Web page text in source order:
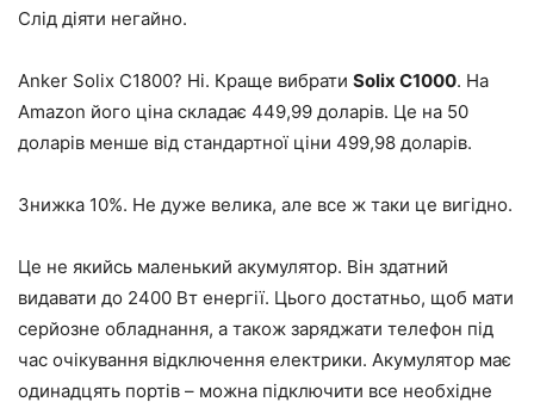
Слід діяти негайно.
Anker Solix C1800? Ні. Краще вибрати Solix C1000. На
Amazon його ціна складає 449,99 доларів. Це на 50
доларів менше від стандартної ціни 499,98 доларів.
Знижка 10%. Не дуже велика, але все ж таки це вигідно.
Це не якийсь маленький акумулятор. Він здатний
видавати до 2400 Вт енергії. Цього достатньо, щоб мати
серйозне обладнання, а також заряджати телефон під
час очікування відключення електрики. Акумулятор має
одинадцять портів – можна підключити все необхідне